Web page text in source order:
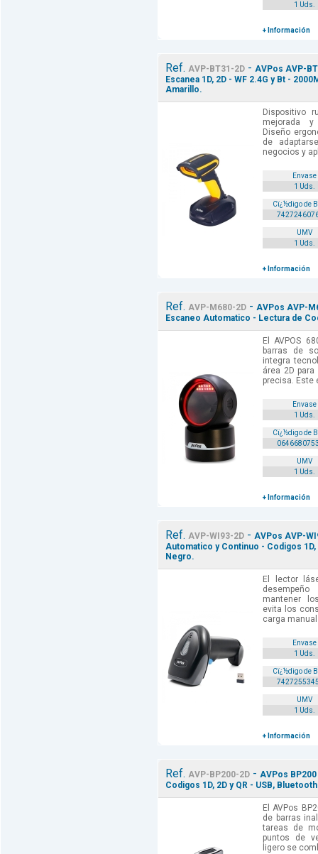
1 Uds.
+ Información
Ref. AVP-BT31-2D - AVPos AVP-
Escanea 1D, 2D - WF 2.4G y Bt -
Amarillo.
Dispositivo
mejorada y
Diseño
de
negocios y
Envase
1 Uds.
Cï¿½digo de
UMV
1 Uds.
+ Información
Ref. AVP-M680-2D - AVPos AVP-
Escaneo Automatico - Lectura de
El AVPOS
barras de
integra
área 2D
precisa. Este
Envase
1 Uds.
Cï¿½digo de
UMV
1 Uds.
+ Información
Ref. AVP-WI93-2D - AVPos AVP-
Automatico y Continuo - Codigos
Negro.
El lector
mantener
evita los
carga
Envase
1 Uds.
Cï¿½digo de
UMV
1 Uds.
+ Información
Ref. AVP-BP200-2D - AVPos
Codigos 1D, 2D y QR - USB,
El AVPos
de barras
tareas de
puntos de
ligero se